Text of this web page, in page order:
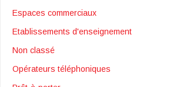
Espaces commerciaux
Etablissements d'enseignement
Non classé
Opérateurs téléphoniques